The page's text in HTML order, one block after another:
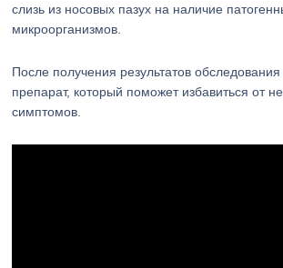
слизь из носовых пазух на наличие
микроорганизмов.
После получения результатов
препарат, который поможет избавиться от
симптомов.